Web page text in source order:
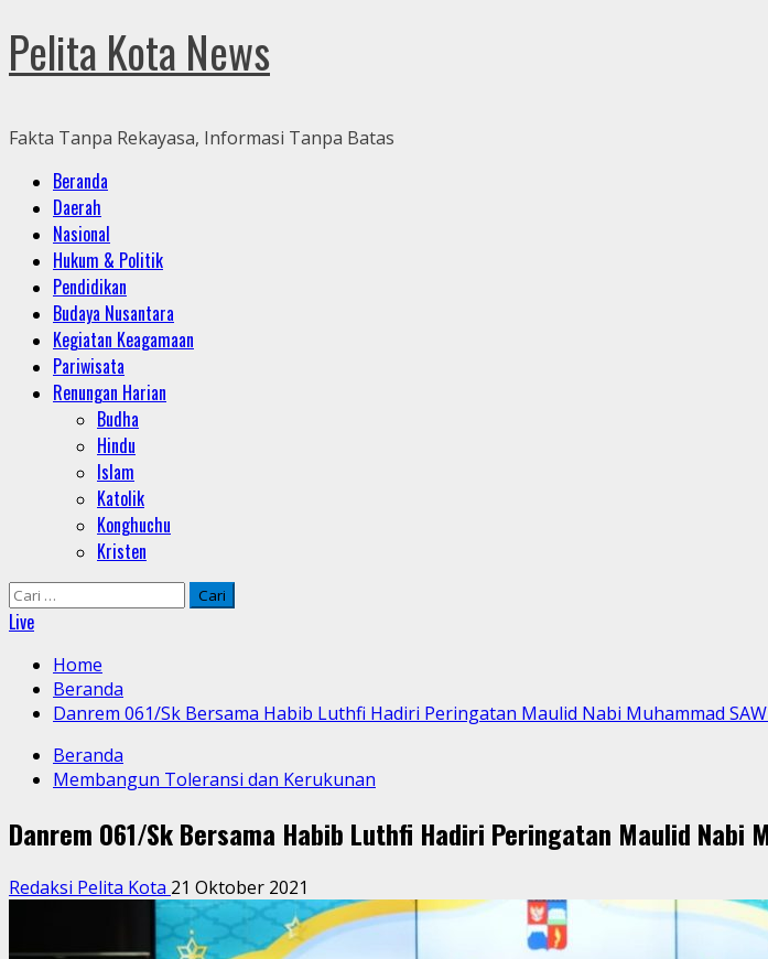
Pelita Kota News
Fakta Tanpa Rekayasa, Informasi Tanpa Batas
Primary
Menu
Beranda
Daerah
Nasional
Hukum & Politik
Pendidikan
Budaya Nusantara
Kegiatan Keagamaan
Pariwisata
Renungan Harian
Budha
Hindu
Islam
Katolik
Konghuchu
Kristen
Cari
untuk:
Live
Home
Beranda
Danrem 061/Sk Bersama Habib Luthfi Hadiri Peringatan Maulid Nabi Muhammad
Beranda
Membangun Toleransi dan Kerukunan
Danrem 061/Sk Bersama Habib Luthfi Hadiri Peringatan Maulid Nabi
Redaksi Pelita Kota 21 Oktober 2021